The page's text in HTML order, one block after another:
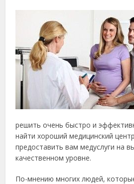
решить очень быстро и
найти хороший медицинский
предоставить вам медуслуги на
качественном уровне.
По-мнению многих людей,